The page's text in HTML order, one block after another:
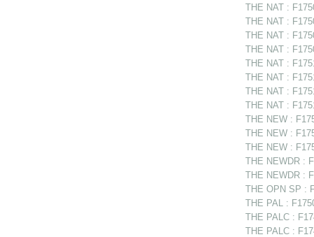
THE NAT :
THE NAT :
THE NAT :
THE NAT :
THE NAT :
THE NAT :
THE NAT :
THE NAT :
THE NEW :
THE NEW :
THE NEW :
THE NEWDR :
THE NEWDR :
THE OPN SP :
THE PAL :
THE PALC :
THE PALC :